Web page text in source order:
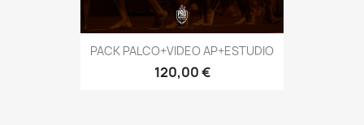
PACK PALCO+VIDEO AP+ESTUDIO
Preço
120,00 €